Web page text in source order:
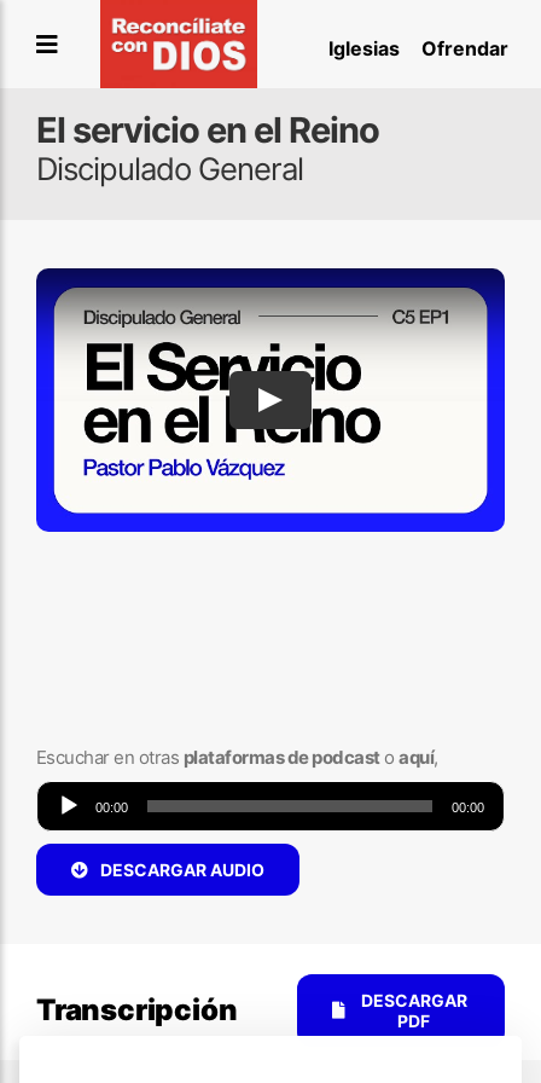
Iglesias Ofrendar
El servicio en el Reino
Discipulado General
Play
Escuchar en otras plataformas de podcastoaquí,
Reproductor
de
audio
00:00 00:00
DESCARGAR AUDIO
Transcripción
DESCARGAR
PDF